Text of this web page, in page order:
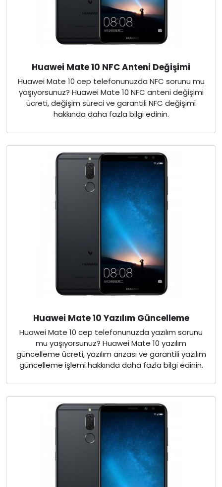
Huawei Mate 10 NFC Anteni Değişimi
Huawei Mate 10 cep telefonunuzda NFC sorunu mu
yaşıyorsunuz? Huawei Mate 10 NFC anteni değişimi
ücreti, değişim süreci ve garantili NFC değişimi
hakkında daha fazla bilgi edinin.
Huawei Mate 10 Yazılım Güncelleme
Huawei Mate 10 cep telefonunuzda yazılım sorunu
mu yaşıyorsunuz? Huawei Mate 10 yazılım
güncelleme ücreti, yazılım arızası ve garantili yazılım
güncelleme işlemi hakkında daha fazla bilgi edinin.